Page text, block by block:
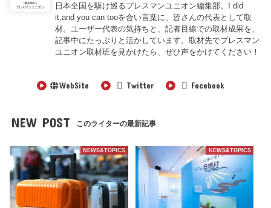
日本全国を駆け巡るプレスマンユニオン編集部。I did
it,and you can tooを合い言葉に、皆さんの代表として取
材。ユーザー代表の気持ちと、記者目線での取材成果を、
記事中にたっぷりと活かしています。取材先でプレスマン
ユニオン取材班を見かけたら、ぜひ声をかけてください！
WebSite Twitter Facebook
NEW POST このライターの最新記事
NEWS&TOPICS NEWS&TOPICS